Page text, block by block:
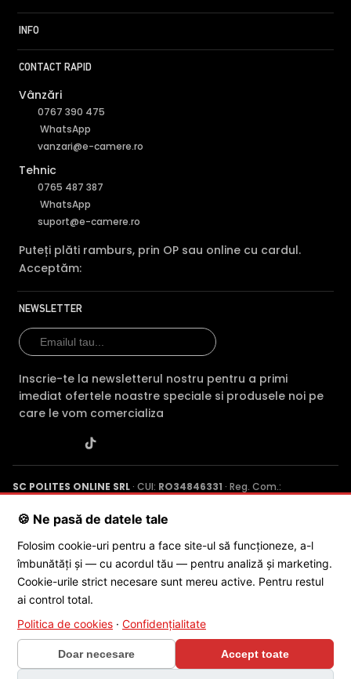
INFO
CONTACT RAPID
Vânzări
0767 390 475
WhatsApp
vanzari@e-camere.ro
Tehnic
0765 487 387
WhatsApp
suport@e-camere.ro
Puteți plăti ramburs, prin OP sau online cu cardul.
Acceptăm:
NEWSLETTER
Inscrie-te la newsletterul nostru pentru a primi
imediat ofertele noastre speciale si produsele noi pe
care le vom comercializa
SC POLITES ONLINE SRL · CUI: RO34846331 · Reg. Com.:
Poenaru, Nr. 1, Craiova, Jud. Dolj ·
© 2026 SC POLITES ONLINE SRL
🍪 Ne pasă de datele tale
Folosim cookie-uri pentru a face site-ul să funcționeze, a-l
îmbunătăți și — cu acordul tău — pentru analiză și marketing.
Cookie-urile strict necesare sunt mereu active. Pentru restul
ai control total.
Politica de cookies · Confidențialitate
Doar necesare Accept toate